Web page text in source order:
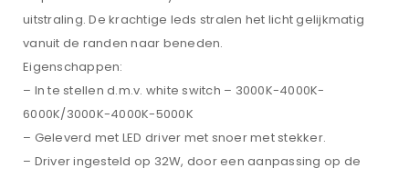
uitstraling. De krachtige leds stralen het licht gelijkmatig
vanuit de randen naar beneden.
Eigenschappen:
– In te stellen d.m.v. white switch – 3000K-4000K-
6000K/3000K-4000K-5000K
– Geleverd met LED driver met snoer met stekker.
– Driver ingesteld op 32W, door een aanpassing op de